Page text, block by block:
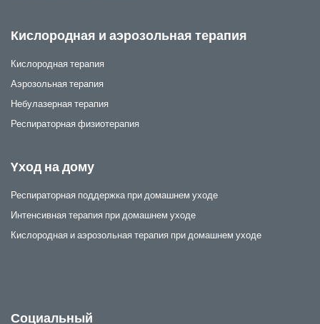
Кислородная и аэрозольная терапия
Кислородная терапия
Аэрозольная терапия
Небулазерная терапия
Респираторная физиотерапия
Yход на дому
Респираторная поддержка при домашнем уходе
Интенсивная терапия при домашнем уходе
Кислородная и аэрозольная терапия при домашнем уходе
Социальный